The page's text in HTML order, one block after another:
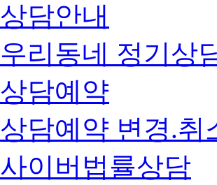
상담안내
우리동네 정기상
상담예약
상담예약 변경.취
사이버법률상담